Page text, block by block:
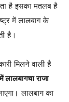
है इसका मतलब है
में लालबाग के
है।
मिलने वाली है
लालबागचा राजा
लालबाग का